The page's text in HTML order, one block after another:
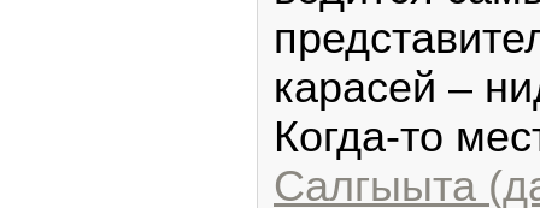
карасей –
Когда-то
Салгыыта